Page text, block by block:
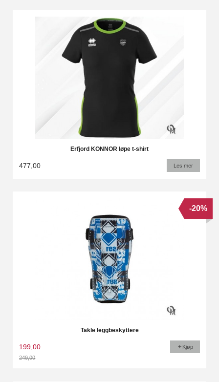
Erfjord KONNOR løpe t-shirt
477,00 Les mer
Takle leggbeskyttere
199,00
249,00
-20%
Kjøp